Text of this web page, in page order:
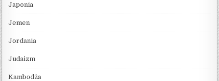
Japonia
Jemen
Jordania
Judaizm
Kambodża